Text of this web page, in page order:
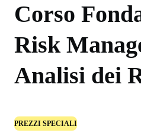
Corso
Risk
Analisi dei
PREZZI SPECIALI